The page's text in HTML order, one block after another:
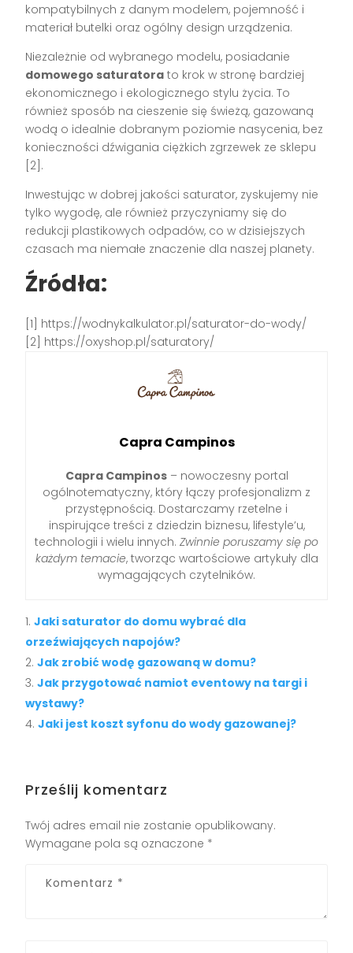
kompatybilnych z danym modelem, pojemność i
materiał butelki oraz ogólny design urządzenia.
Niezależnie od wybranego modelu, posiadanie
domowego saturatora to krok w stronę bardziej
ekonomicznego i ekologicznego stylu życia. To
również sposób na cieszenie się świeżą, gazowaną
wodą o idealnie dobranym poziomie nasycenia, bez
konieczności dźwigania ciężkich zgrzewek ze sklepu
[2].
Inwestując w dobrej jakości saturator, zyskujemy nie
tylko wygodę, ale również przyczyniamy się do
redukcji plastikowych odpadów, co w dzisiejszych
czasach ma niemałe znaczenie dla naszej planety.
Źródła:
[1] https://wodnykalkulator.pl/saturator-do-wody/
[2] https://oxyshop.pl/saturatory/
Capra Campinos
Capra Campinos– nowoczesny portal
ogólnotematyczny, który łączy profesjonalizm z
przystępnością. Dostarczamy rzetelne i
inspirujące treści z dziedzin biznesu, lifestyle’u,
technologii i wielu innych. Zwinnie poruszamy się po
każdym temacie, tworząc wartościowe artykuły dla
wymagających czytelników.
Jaki saturator do domu wybrać dla
orzeźwiających napojów?
Jak zrobić wodę gazowaną w domu?
Jak przygotować namiot eventowy na targi i
wystawy?
Jaki jest koszt syfonu do wody gazowanej?
Prześlij komentarz
Twój adres email nie zostanie opublikowany.
Wymagane pola są oznaczone *